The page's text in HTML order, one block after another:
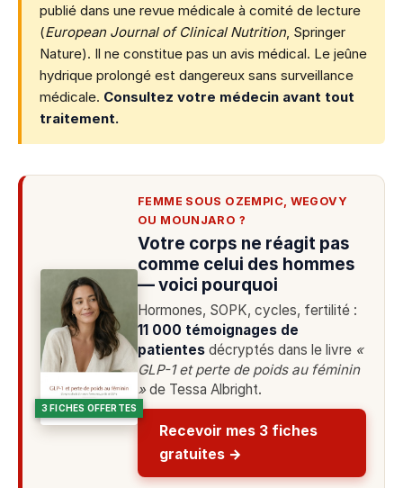
publié dans une revue médicale à comité de lecture
(European Journal of Clinical Nutrition , Springer
Nature). Il ne constitue pas un avis médical. Le jeûne
hydrique prolongé est dangereux sans surveillance
médicale. Consultez votre médecin avant tout
traitement.
3 FICHES OFFERTES
FEMME SOUS OZEMPIC, WEGOVY
OU MOUNJARO ?
Votre corps ne réagit pas
comme celui des hommes
— voici pourquoi
Hormones, SOPK, cycles, fertilité :
11 000 témoignages de
patientes décryptés dans le livre «
GLP-1 et perte de poids au féminin
» de Tessa Albright.
Recevoir mes 3 fiches
gratuites →